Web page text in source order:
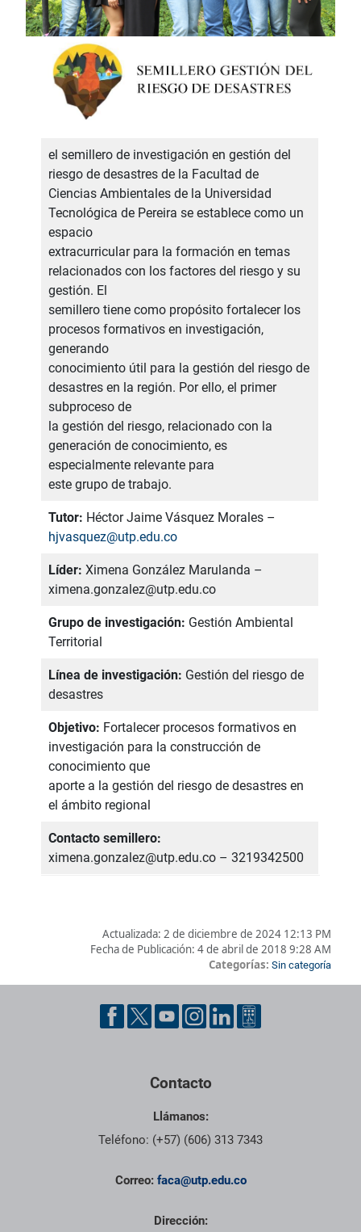
el semillero de investigación en gestión del
riesgo de desastres de la Facultad de
Ciencias Ambientales de la Universidad
Tecnológica de Pereira se establece como un
espacio
extracurricular para la formación en temas
relacionados con los factores del riesgo y su
gestión. El
semillero tiene como propósito fortalecer los
procesos formativos en investigación,
generando
conocimiento útil para la gestión del riesgo de
desastres en la región. Por ello, el primer
subproceso de
la gestión del riesgo, relacionado con la
generación de conocimiento, es
especialmente relevante para
este grupo de trabajo.
Tutor: Héctor Jaime Vásquez Morales –
hjvasquez@utp.edu.co
Líder: Ximena González Marulanda –
ximena.gonzalez@utp.edu.co
Grupo de investigación: Gestión Ambiental
Territorial
Línea de investigación: Gestión del riesgo de
desastres
Objetivo: Fortalecer procesos formativos en
investigación para la construcción de
conocimiento que
aporte a la gestión del riesgo de desastres en
el ámbito regional
Contacto semillero:
ximena.gonzalez@utp.edu.co – 3219342500
Actualizada: 2 de diciembre de 2024 12:13 PM
Fecha de Publicación: 4 de abril de 2018 9:28 AM
Categorías: Sin categoría
Pie de página con información de contacto, redes sociales y
Contacto
Llámanos:
Teléfono: (+57) (606) 313 7343
Correo: faca@utp.edu.co
Dirección: